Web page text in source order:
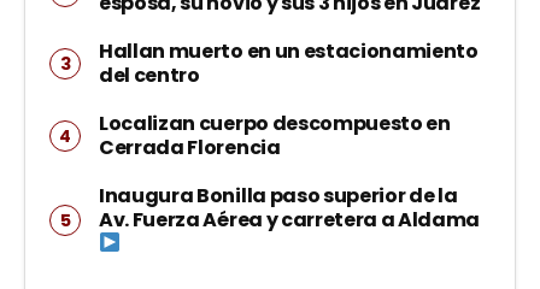
Hallan muerto en un estacionamiento
del centro
Localizan cuerpo descompuesto en
Cerrada Florencia
Inaugura Bonilla paso superior de la
Av. Fuerza Aérea y carretera a Aldama